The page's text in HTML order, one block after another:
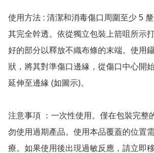
使用方法 : 清潔和消毒傷口周圍至少 5
其完全幹透。依從獨立包裝上箭咀所示
好的部分以釋放不織布條的末端。使用
狀，將其對準傷口邊緣，從傷口中心開
延伸至邊緣 (如圖示)。
注意事項 ：一次性使用。僅在包裝完整
勿使用過期產品。使用本品覆蓋的位置
療。如果使用後出現過敏反應，請立即